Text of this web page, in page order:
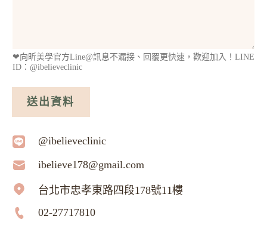
@ibelieveclinic
ibelieve178@gmail.com
台北市忠孝東路四段178號11樓
02-27717810
❤︎向昕美學官方Line@訊息不漏接、回覆更快速，歡迎加入！LINE
ID：@ibelieveclinic
送出資料